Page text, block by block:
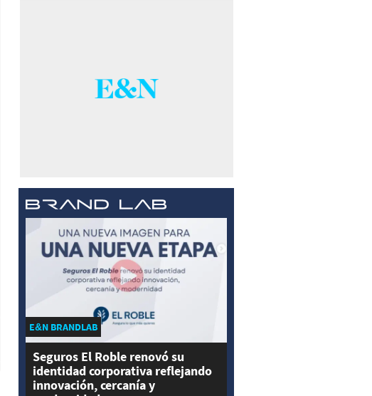
E&N BRANDLAB
Seguros El Roble renovó su
identidad corporativa reflejando
innovación, cercanía y